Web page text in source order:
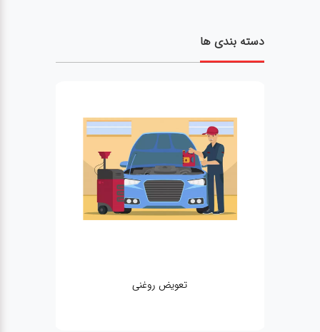
دسته بندی ها
تعویض روغنی